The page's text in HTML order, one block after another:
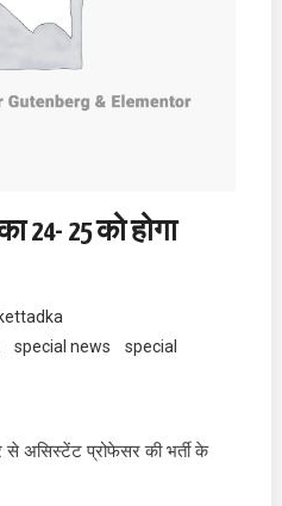
24- 25 को होगा
special news
special
से असिस्टेंट प्रोफेसर की भर्ती के